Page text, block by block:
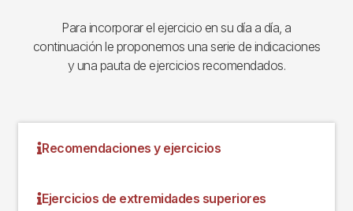
Para incorporar el ejercicio en su día a día, a
continuación le proponemos una serie de indicaciones
y una pauta de ejercicios recomendados.
Recomendaciones y ejercicios
Ejercicios de extremidades superiores